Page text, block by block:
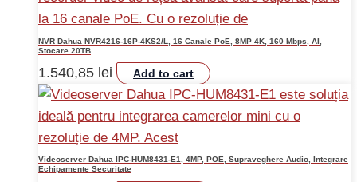
NVR Dahua NVR4216-16P-4KS2/L, 16 Canale PoE, 8MP 4K, 160 Mbps, AI,
Stocare 20TB
1.540,85 lei Add to cart
Videoserver Dahua IPC-HUM8431-E1, 4MP, POE, Supraveghere Audio, Integrare
Echipamente Securitate